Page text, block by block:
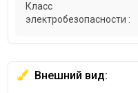
Класс
электробезопасности :
Внешний вид: